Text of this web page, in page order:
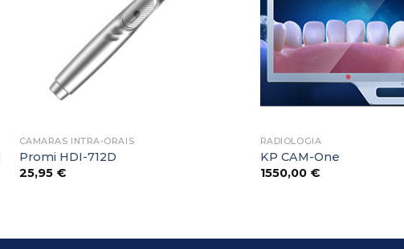
CÂMARAS INTRA-ORAIS
Promi HDI-712D
25,95 €
RADIOLOGIA
KP CAM-One
1550,00 €